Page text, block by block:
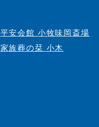
平安会館 小牧味岡斎場
家族葬の栞 小木